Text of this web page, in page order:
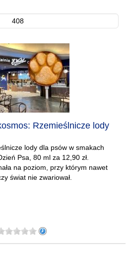
408
Rzemieślnicze lody
lody dla psów w smakach
Psa, 80 ml za 12,90 zł.
na poziom, przy którym nawet
świat nie zwariował.